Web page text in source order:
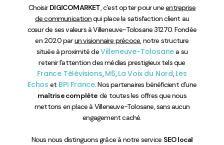
ChoisirDIGICOMARKET, c’est opter pour uneentreprise
de communicationqui place la satisfaction client au
cœur de ses valeurs à Villeneuve-Tolosane 31270. Fondée
en 2020 parun visionnaire précoce, notre structure
située à proximité deVilleneuve-Tolosanea su
retenir l’attention des médias prestigieux tels que
France Télévisions,M6,La Voix du Nord,Les
Echos et BPI France. Nos partenaires bénéficient d’une
maîtrise complète de toutes les offres que nous
mettons en place à Villeneuve-Tolosane, sans aucun
engagement caché.
Nous nous distinguons grâce à notre service SEO local